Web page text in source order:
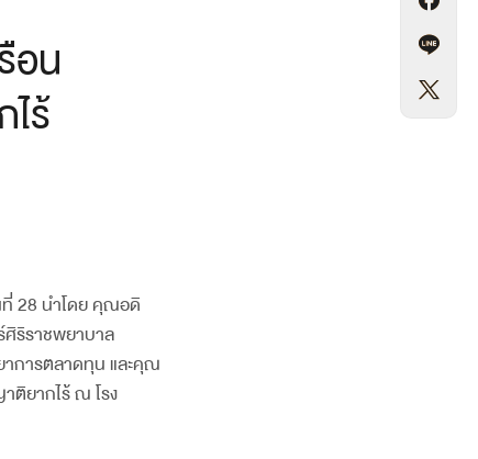
อน
ร้
28 นำโดย คุณอดิ
ริราชพยาบาล
การตลาดทุน และคุณ
ติยากไร้ ณ โรง